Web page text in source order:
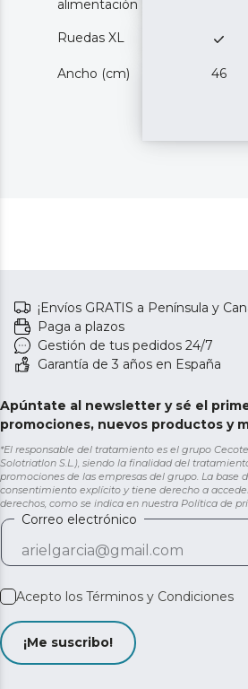
alimentación
Ruedas XL
Ancho (cm) 46
¡Envíos GRATIS a Península y
Paga a plazos
Gestión de tus pedidos 24/7
Garantía de 3 años en España
Apúntate al newsletter y sé el
promociones, nuevos productos y
*El responsable del tratamiento es el grupo
Solotriatlon S.L.), siendo la finalidad del
promociones de las empresas del grupo. La base
consentimiento explícito y tiene derecho a
derechos, como se indica en nuestra Política de
Correo electrónico
Acepto los Términos y Condiciones
¡Me suscribo!